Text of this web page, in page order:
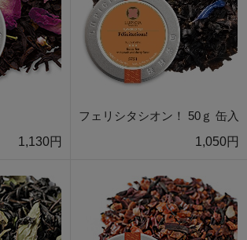
1,130円
フェリシタシオン！ 50ｇ 缶入
1,050円